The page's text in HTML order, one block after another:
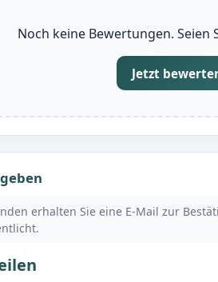
Noch keine Bewertungen. Seien
Jetzt
erhalten Sie eine E-Mail zur